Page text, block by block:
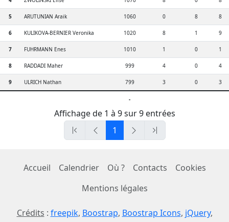
5 ARUTUNIAN Araik 1060 0 8 8
6 KULIKOVA-BERNIER Veronika 1020 8 1 9
7 FUHRMANN Enes 1010 1 0 1
8 RADDADI Maher 999 4 0 4
9 ULRICH Nathan 799 3 0 3
-
Affichage de 1 à 9 sur 9 entrées
1
Accueil Calendrier Où ? Contacts
Cookies
Mentions légales
Crédits : freepik, Boostrap, Boostrap Icons, jQuery,